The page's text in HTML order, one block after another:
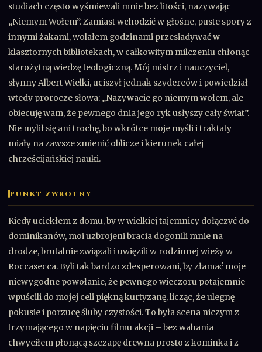
studiach często wyśmiewali mnie bez litości, nazywając
„Niemym Wołem”. Zamiast wchodzić w głośne, puste spory z
innymi żakami, wolałem godzinami przesiadywać w
klasztornych bibliotekach, w całkowitym milczeniu chłonąc
starożytną wiedzę teologiczną. Mój mistrz i nauczyciel,
słynny Albert Wielki, uciszył jednak szyderców i powiedział
wtedy prorocze słowa: „Nazywacie go niemym wołem, ale
obiecuję wam, że pewnego dnia jego ryk usłyszy cały świat”.
Nie mylił się ani trochę, bo wkrótce moje myśli i traktaty
miały na zawsze zmienić oblicze i kierunek całej
chrześcijańskiej nauki.
PUNKT ZWROTNY
Kiedy uciekłem z domu, by w wielkiej tajemnicy dołączyć do
dominikanów, moi uzbrojeni bracia dogonili mnie na
drodze, brutalnie związali i uwięzili w rodzinnej wieży w
Roccasecca. Byli tak bardzo zdesperowani, by złamać moje
niewygodne powołanie, że pewnego wieczoru potajemnie
wpuścili do mojej celi piękną kurtyzanę, licząc, że ulegnę
pokusie i porzucę śluby czystości. To była scena niczym z
trzymającego w napięciu filmu akcji – bez wahania
chwyciłem płonącą szczapę drewna prosto z kominka i z